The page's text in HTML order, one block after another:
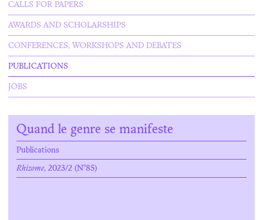
CALLS FOR PAPERS
AWARDS AND SCHOLARSHIPS
CONFERENCES, WORKSHOPS AND DEBATES
PUBLICATIONS
JOBS
Quand le genre se manifeste
Publications
Rhizome, 2023/2 (N°85)